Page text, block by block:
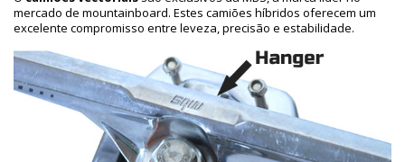
mercado de mountainboard. Estes camiões híbridos oferecem um
excelente compromisso entre leveza, precisão e estabilidade.